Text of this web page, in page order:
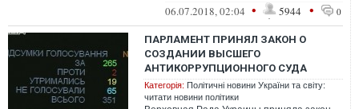
Павла Жебривского на должность
06.07.2018, 02:04 • 5944 • 0
ПАРЛАМЕНТ ПРИНЯЛ ЗАКОН О
СОЗДАНИИ ВЫСШЕГО
АНТИКОРРУПЦИОННОГО СУДА
Категорія: Політичні новини України та світу:
читати новини політики